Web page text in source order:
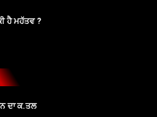
ਹੈ ਮਹੱਤਵ ?
ਦਾ ਕ.ਤਲ